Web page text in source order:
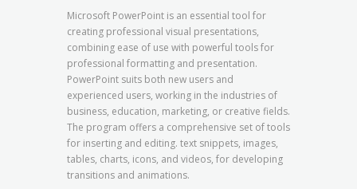
Microsoft PowerPoint is an essential tool for
creating professional visual presentations,
combining ease of use with powerful tools for
professional formatting and presentation.
PowerPoint suits both new users and
experienced users, working in the industries of
business, education, marketing, or creative fields.
The program offers a comprehensive set of tools
for inserting and editing. text snippets, images,
tables, charts, icons, and videos, for developing
transitions and animations.